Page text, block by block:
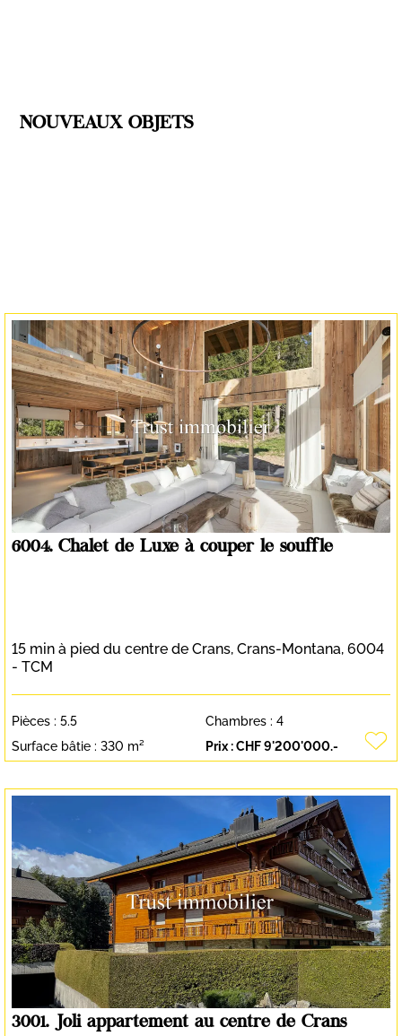
NOUVEAUX OBJETS
6004. Chalet de Luxe à couper le souffle
15 min à pied du centre de Crans,Crans-Montana, 6004
- TCM
Prix :CHF 9'200'000.-
Pièces :5.5 Chambres : 4
Surface bâtie :330 m²
3001. Joli appartement au centre de Crans